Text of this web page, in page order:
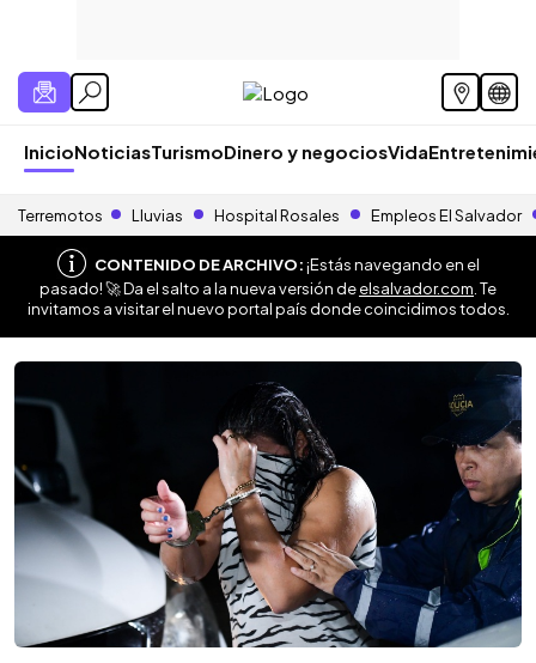
InicioNoticiasTurismoDinero y negociosVida
Terremotos Lluvias Hospital Rosales Empleos El Salvador
CONTENIDO DE ARCHIVO:¡Estás navegando en el
pasado! 🚀 Da el salto a la nueva versión deelsalvador.com . Te
invitamos a visitar el nuevo portal país donde coincidimos todos.